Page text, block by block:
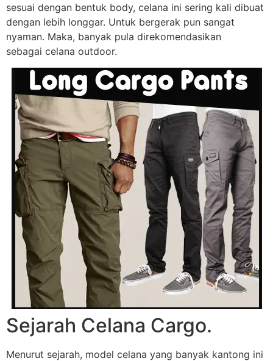
sesuai dengan bentuk body, celana ini sering kali dibuat
dengan lebih longgar. Untuk bergerak pun sangat
nyaman. Maka, banyak pula direkomendasikan
sebagai celana outdoor.
Sejarah Celana Cargo.
Menurut sejarah, model celana yang banyak kantong ini